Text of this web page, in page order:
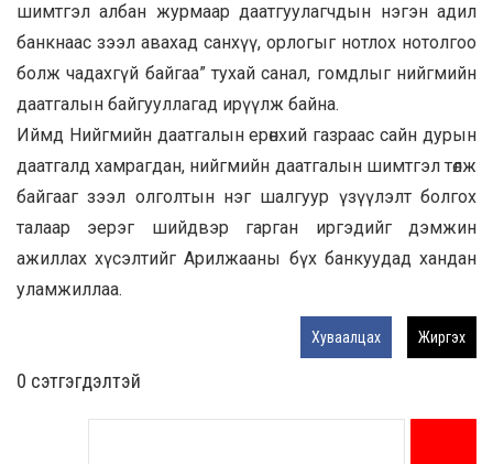
шимтгэл албан журмаар даатгуулагчдын нэгэн адил
банкнаас зээл авахад санхүү, орлогыг нотлох нотолгоо
болж чадахгүй байгаа” тухай санал, гомдлыг нийгмийн
даатгалын байгууллагад ирүүлж байна.
Иймд Нийгмийн даатгалын ерөнхий газраас сайн дурын
даатгалд хамрагдан, нийгмийн даатгалын шимтгэл төлж
байгааг зээл олголтын нэг шалгуур үзүүлэлт болгох
талаар эерэг шийдвэр гарган иргэдийг дэмжин
ажиллах хүсэлтийг Арилжааны бүх банкуудад хандан
уламжиллаа.
Хуваалцах Жиргэх
0 cэтгэгдэлтэй